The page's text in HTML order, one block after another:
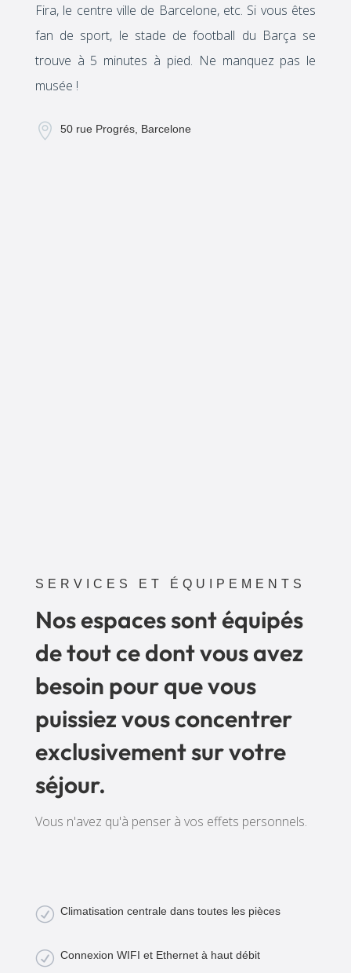
Fira, le centre ville de Barcelone, etc. Si vous êtes
fan de sport, le stade de football du Barça se
trouve à 5 minutes à pied. Ne manquez pas le
musée !
 50 rue Progrés, Barcelone
SERVICES ET ÉQUIPEMENTS
Nos espaces sont équipés
de tout ce dont vous avez
besoin pour que vous
puissiez vous concentrer
exclusivement sur votre
séjour.
Vous n'avez qu'à penser à vos effets personnels.
R Climatisation centrale dans toutes les pièces
R Connexion WIFI et Ethernet à haut débit